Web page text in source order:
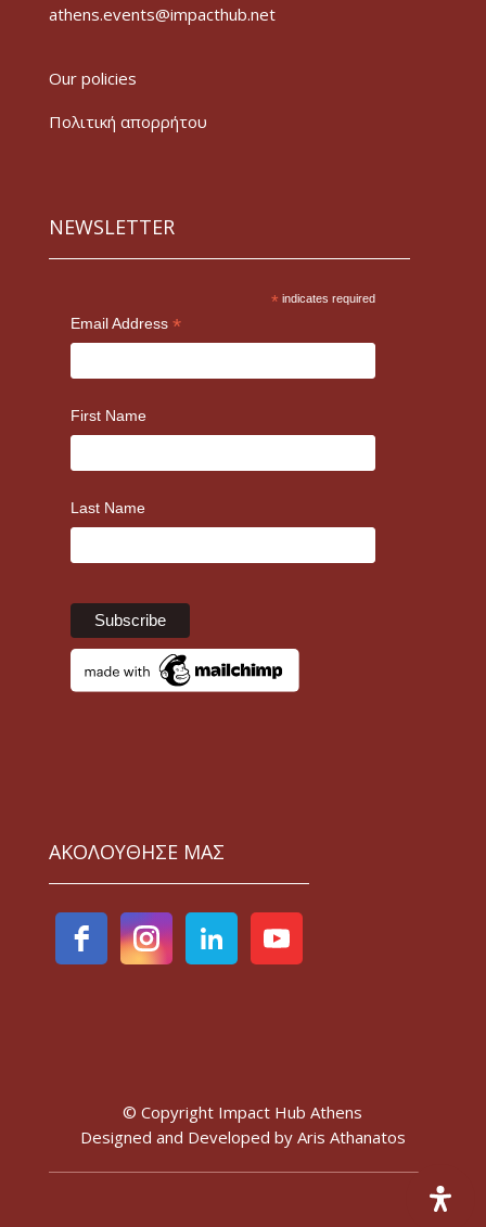
athens.events@impacthub.net
Our policies
Πολιτική απορρήτου
NEWSLETTER
* indicates required
Email Address *
First Name
Last Name
ΑΚΟΛΟΥΘΗΣΕ ΜΑΣ
© Copyright Impact Hub Athens
Designed and Developed by Aris Athanatos